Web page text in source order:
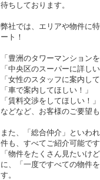
待ちしております。
弊社では、エリアや物件に
ート！
「豊洲のタワーマンション
「中央区のスーパーに詳し
「女性のスタッフに案内し
「車で案内してほしい！」
「賃料交渉をしてほしい！」
などなど、お客様のご要望
また、「総合仲介」といわ
件も、すべてご紹介可能です
「物件をたくさん見たいけ
に、「一度ですべての物件
す。